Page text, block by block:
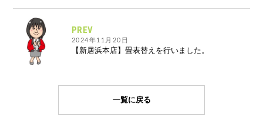
PREV
2024年11月20日
【新居浜本店】畳表替えを行いました。
一覧に戻る